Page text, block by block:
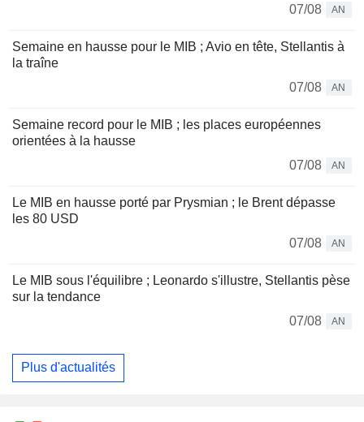
07/08
AN
Semaine en hausse pour le MIB ; Avio en tête, Stellantis à
la traîne
07/08
AN
Semaine record pour le MIB ; les places européennes
orientées à la hausse
07/08
AN
Le MIB en hausse porté par Prysmian ; le Brent dépasse
les 80 USD
07/08
AN
Le MIB sous l'équilibre ; Leonardo s'illustre, Stellantis pèse
sur la tendance
07/08
AN
Plus d'actualités